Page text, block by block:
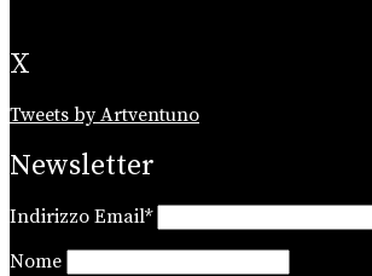
X
Tweets by Artventuno
Newsletter
Indirizzo Email*
Nome